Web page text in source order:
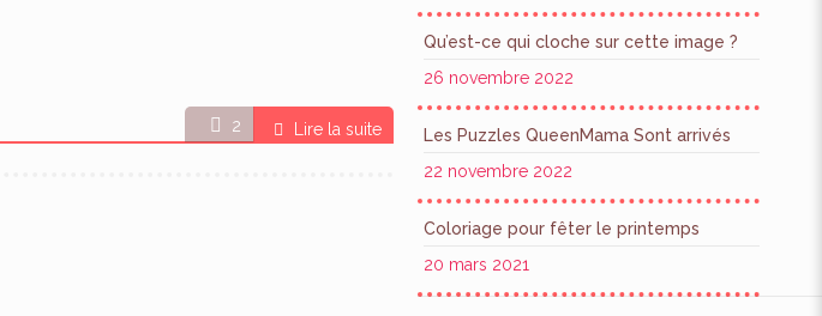
2 Lire la suite
Qu’est-ce qui cloche sur cette image ?
26 novembre 2022
Les Puzzles QueenMama Sont arrivés
22 novembre 2022
Coloriage pour fêter le printemps
20 mars 2021